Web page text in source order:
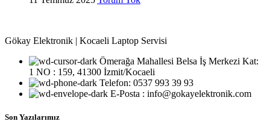
Gökay Elektronik | Kocaeli Laptop Servisi
Ömerağa Mahallesi Belsa İş Merkezi Kat:
1 NO : 159, 41300 İzmit/Kocaeli
Telefon: 0537 993 39 93
E-Posta : info@gokayelektronik.com
Son Yazılarımız